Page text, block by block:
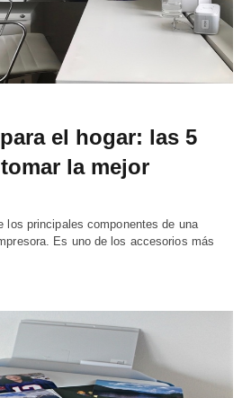
el hogar: las 5
la mejor
los principales componentes de una
Es uno de los accesorios más